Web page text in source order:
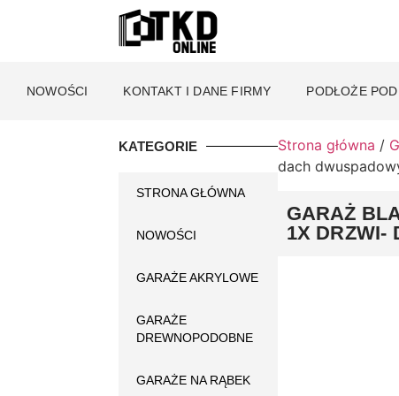
NOWOŚCI KONTAKT I DANE FIRMY PODŁOŻE
KATEGORIE
STRONA GŁÓWNA
NOWOŚCI
GARAŻE AKRYLOWE
GARAŻE
DREWNOPODOBNE
GARAŻE NA RĄBEK
Strona główna /
dach
GARAŻ
1X DRZWI-